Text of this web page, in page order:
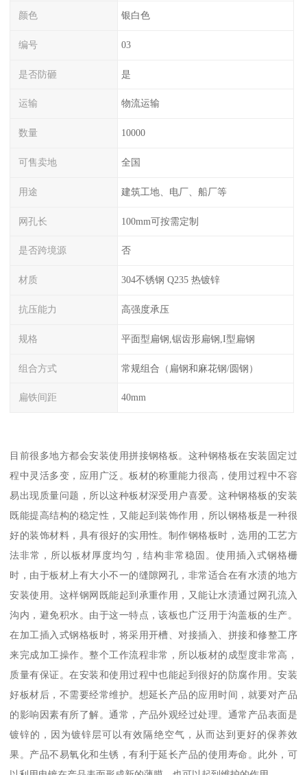
颜色 银白色
编号 03
是否防砸 是
运输 物流运输
数量 10000
可售卖地 全国
用途 建筑工地、电厂、船厂等
网孔长 100mm可按需定制
是否跨境源 否
材质 304不锈钢 Q235 热镀锌
抗压能力 高强度承压
规格 平面型扁钢,锯齿形扁钢,I型扁钢
组合方式 常规组合（扁钢和麻花钢/圆钢）
扁铁间距 40mm
目前很多地方都会安装使用拼接钢格板。这种钢格板在安装固定过
程中灵活多变，应用广泛。板材的称重能力很高，使用过程中不容
易出现质量问题，所以这种板材深受用户喜爱。这种钢格板的安装
既能提高结构的稳定性，又能起到装饰作用，所以钢格板是一种很
好的装饰材料，具有很好的实用性。制作钢格板时，选用的工艺方
法非常，所以板材厚度均匀，结构非常稳固。使用插入式钢格栅
时，由于板材上有大小不一的缝隙网孔，非常适合在有水渍的地方
安装使用。这样钢网既能起到承重作用，又能让水渍通过网孔流入
沟内，避免积水。由于这一特点，该板也广泛用于沟盖板的生产。
在加工插入式钢格板时，将采用开槽、对接插入、拼接和修整工序
来完成加工操作。整个工作流程非常，所以板材的成型度非常高，
质量有保证。在安装和使用过程中也能起到很好的防腐作用。安装
好板材后，不需要经常维护。想延长产品的应用时间，就要对产品
的影响因素有所了解。通常，产品外观经过处理。通常产品表面是
镀锌的，因为镀锌层可以有效隔绝空气，从而达到更好的保养效
果。产品不易氧化和生锈，有利于延长产品的使用寿命。此外，可